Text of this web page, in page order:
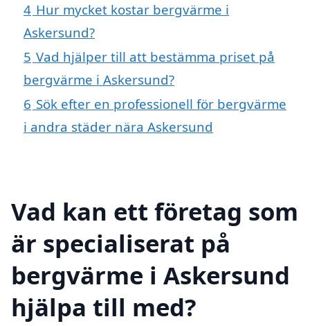
4 Hur mycket kostar bergvärme i
Askersund?
5 Vad hjälper till att bestämma priset på
bergvärme i Askersund?
6 Sök efter en professionell för bergvärme
i andra städer nära Askersund
Vad kan ett företag som
är specialiserat på
bergvärme i Askersund
hjälpa till med?